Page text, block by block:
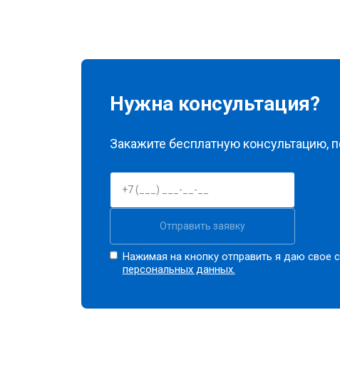
Замена заливного клапана
Замена расходомера
Замена разбрызгивателя
Нужна консультация?
Закажите бесплатную консультацию,
Отправить заявку
Нажимая на кнопку отправить я даю свое
персональных данных.